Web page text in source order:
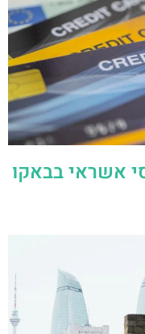
אשראי בבאקו